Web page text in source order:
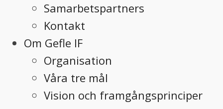
Samarbetspartners
Kontakt
Om Gefle IF
Organisation
Våra tre mål
Vision och framgångsprinciper